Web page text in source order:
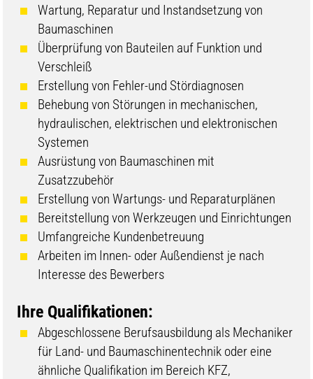
Wartung, Reparatur und Instandsetzung von
Baumaschinen
Überprüfung von Bauteilen auf Funktion und
Verschleiß
Erstellung von Fehler-und Stördiagnosen
Behebung von Störungen in mechanischen,
hydraulischen, elektrischen und elektronischen
Systemen
Ausrüstung von Baumaschinen mit
Zusatzzubehör
Erstellung von Wartungs- und Reparaturplänen
Bereitstellung von Werkzeugen und Einrichtungen
Umfangreiche Kundenbetreuung
Arbeiten im Innen- oder Außendienst je nach
Interesse des Bewerbers
Ihre Qualifikationen:
Abgeschlossene Berufsausbildung als Mechaniker
für Land- und Baumaschinentechnik oder eine
ähnliche Qualifikation im Bereich KFZ,